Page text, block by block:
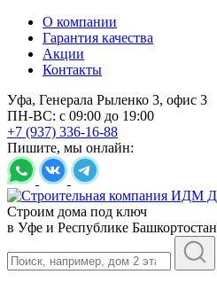
О компании
Гарантия качества
Акции
Контакты
Уфа, Генерала Рыленко 3, офис 3
ПН-ВС: с 09:00 до 19:00
+7 (937) 336-16-88
Пишите, мы онлайн:
Строим дома под ключ
в Уфе и Республике Башкортостан